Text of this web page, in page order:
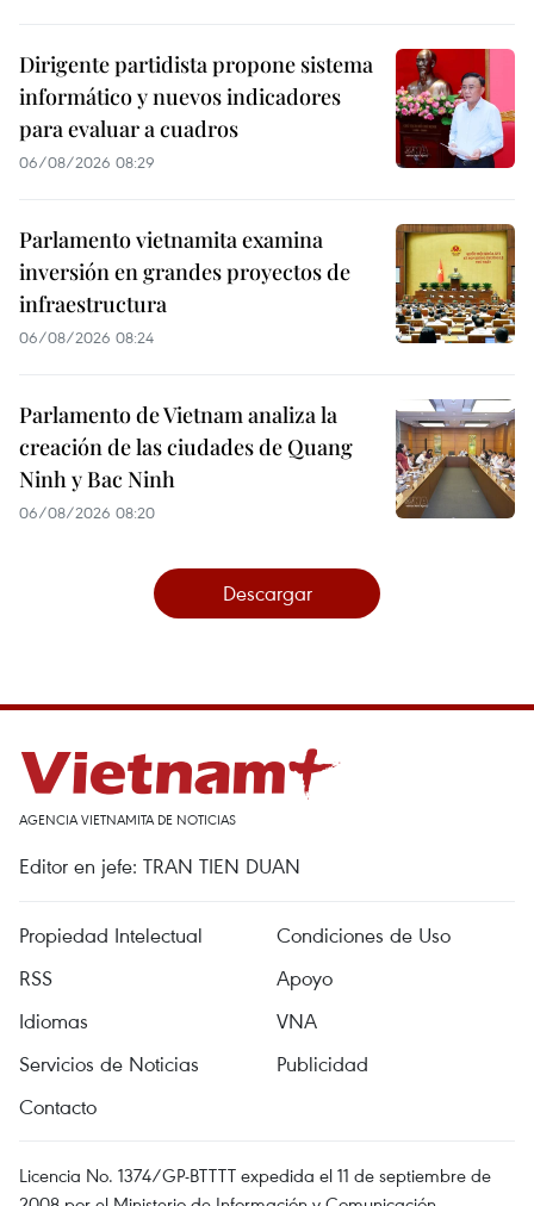
Dirigente partidista propone sistema
informático y nuevos indicadores
para evaluar a cuadros
06/08/2026 08:29
Parlamento vietnamita examina
inversión en grandes proyectos de
infraestructura
06/08/2026 08:24
Parlamento de Vietnam analiza la
creación de las ciudades de Quang
Ninh y Bac Ninh
06/08/2026 08:20
Descargar
AGENCIA VIETNAMITA DE NOTICIAS
Editor en jefe: TRAN TIEN DUAN
Propiedad Intelectual
Condiciones de Uso
RSS
Apoyo
Idiomas
VNA
Servicios de Noticias
Publicidad
Contacto
Licencia No. 1374/GP-BTTTT expedida el 11 de septiembre de